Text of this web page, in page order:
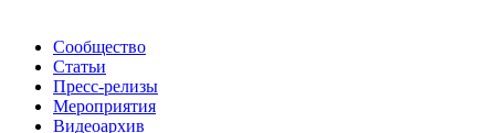
Сообщество
Статьи
Пресс-релизы
Мероприятия
Видеоархив